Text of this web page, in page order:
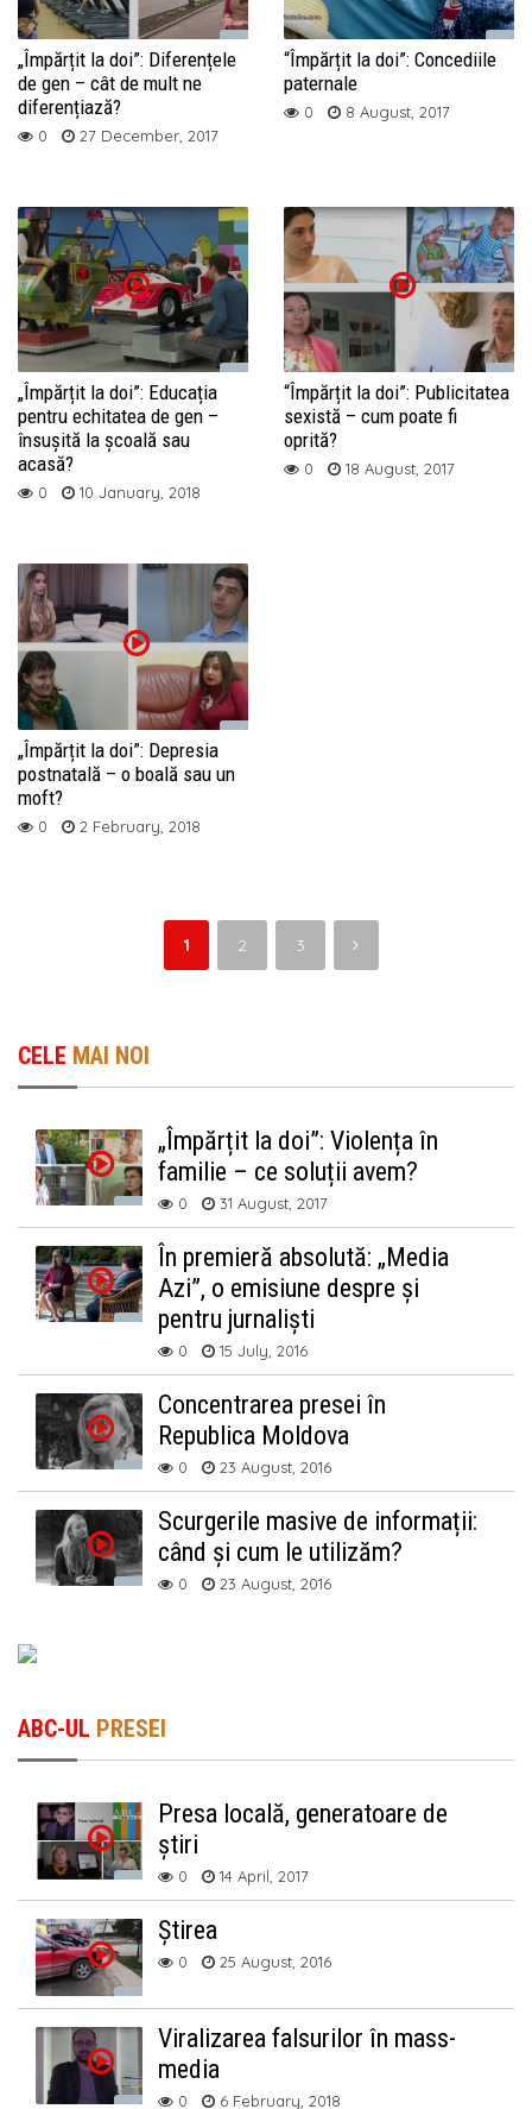
„Împărțit la doi”: Diferențele
de gen – cât de mult ne
diferențiază?
0 27 December, 2017
“Împărțit la doi”: Concediile
paternale
0 8 August, 2017
„Împărțit la doi”: Educația
pentru echitatea de gen –
însușită la școală sau
acasă?
0 10 January, 2018
“Împărțit la doi”: Publicitatea
sexistă – cum poate fi
oprită?
0 18 August, 2017
„Împărțit la doi”: Depresia
postnatală – o boală sau un
moft?
0 2 February, 2018
1 2 3
CELE MAI NOI
„Împărțit la doi”: Violența în
familie – ce soluții avem?
0 31 August, 2017
În premieră absolută: „Media
Azi”, o emisiune despre și
pentru jurnaliști
0 15 July, 2016
Concentrarea presei în
Republica Moldova
0 23 August, 2016
Scurgerile masive de informații:
când și cum le utilizăm?
0 23 August, 2016
ABC-UL PRESEI
Presa locală, generatoare de
știri
0 14 April, 2017
Știrea
0 25 August, 2016
Viralizarea falsurilor în mass-
media
0 6 February, 2018